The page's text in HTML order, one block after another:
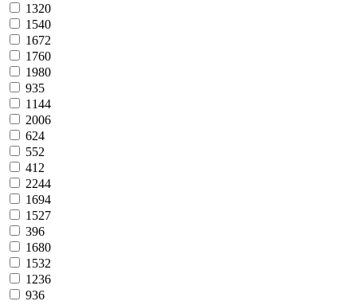
1320
1540
1672
1760
1980
935
1144
2006
624
552
412
2244
1694
1527
396
1680
1532
1236
936